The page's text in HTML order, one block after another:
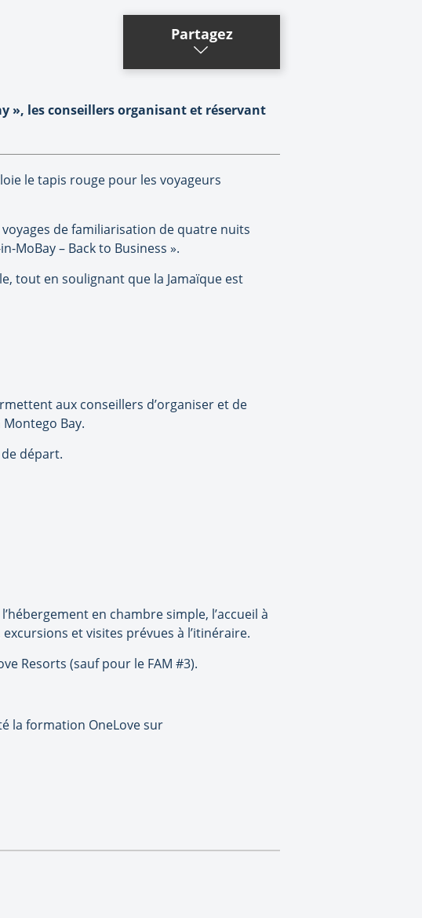
Partagez
», les conseillers organisant et réservant
le tapis rouge pour les voyageurs
de familiarisation de quatre nuits
MoBay – Back to Business ».
tout en soulignant que la Jamaïque est
aux conseillers d’organiser et de
Bay.
départ.
en chambre simple, l’accueil à
et visites prévues à l’itinéraire.
Resorts (sauf pour le FAM #3).
la formation OneLove sur